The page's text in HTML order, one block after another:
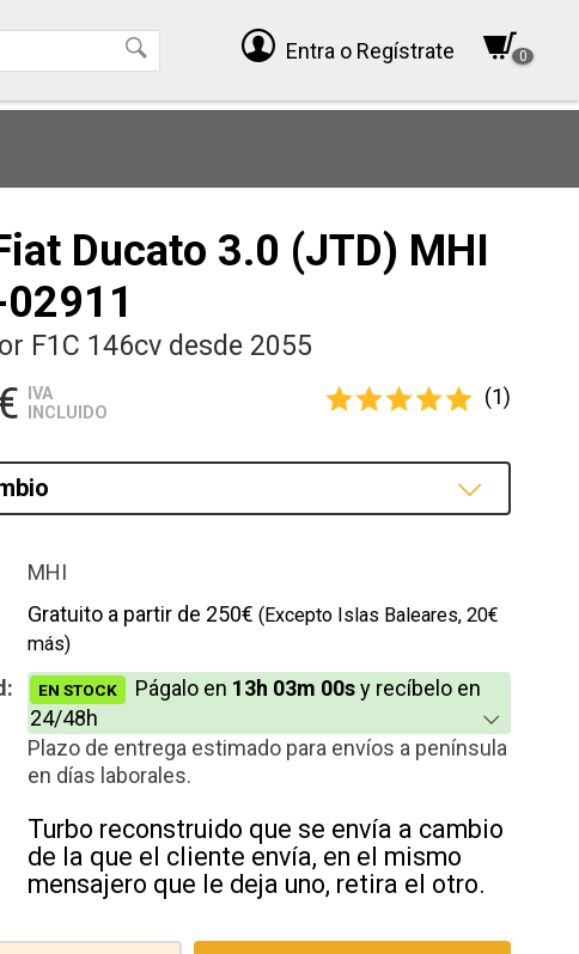
Entra o Regístrate 0
Ducato 3.0 (JTD) MHI
F1C 146cv desde 2055
IVA
INCLUIDO
(1)
MHI
Gratuito a partir de 250€ (Excepto Islas Baleares, 20€
más)
EN STOCK Págalo en 13h 02m 59sy recíbelo en
24/48h
Plazo de entrega estimado para envíos a península
en días laborales.
Turbo reconstruido que se envía a cambio
de la que el cliente envía, en el mismo
mensajero que le deja uno, retira el otro.